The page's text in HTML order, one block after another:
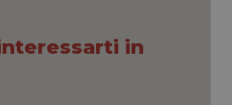
di Bolzano
in